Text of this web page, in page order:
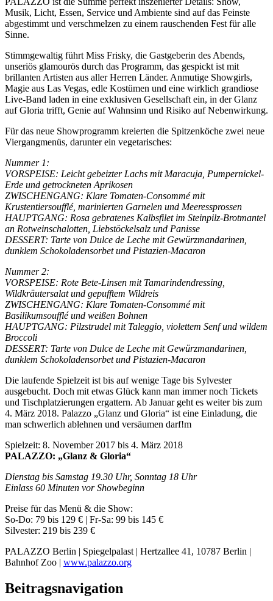
Musik, Licht, Essen, Service und Ambiente sind auf das Feinste
abgestimmt und verschmelzen zu einem rauschenden Fest für alle
Sinne.
Stimmgewaltig führt Miss Frisky, die Gastgeberin des Abends,
unseriös glamourös durch das Programm, das gespickt ist mit
brillanten Artisten aus aller Herren Länder. Anmutige Showgirls,
Magie aus Las Vegas, edle Kostümen und eine wirklich grandiose
Live-Band laden in eine exklusiven Gesellschaft ein, in der Glanz
auf Gloria trifft, Genie auf Wahnsinn und Risiko auf Nebenwirkung.
Für das neue Showprogramm kreierten die Spitzenköche zwei neue
Viergangmenüs, darunter ein vegetarisches:
Nummer 1:
VORSPEISE: Leicht gebeizter Lachs mit Maracuja, Pumpernickel-
Erde und getrockneten Aprikosen
ZWISCHENGANG: Klare Tomaten-Consommé mit
Krustentiersoufflé, marinierten Garnelen und Meeressprossen
HAUPTGANG: Rosa gebratenes Kalbsfilet im Steinpilz-Brotmantel
an Rotweinschalotten, Liebstöckelsalz und Panisse
DESSERT: Tarte von Dulce de Leche mit Gewürzmandarinen,
dunklem Schokoladensorbet und Pistazien-Macaron
Nummer 2:
VORSPEISE: Rote Bete-Linsen mit Tamarindendressing,
Wildkräutersalat und gepufftem Wildreis
ZWISCHENGANG: Klare Tomaten-Consommé mit
Basilikumsoufflé und weißen Bohnen
HAUPTGANG: Pilzstrudel mit Taleggio, violettem Senf und wildem
Broccoli
DESSERT: Tarte von Dulce de Leche mit Gewürzmandarinen,
dunklem Schokoladensorbet und Pistazien-Macaron
Die laufende Spielzeit ist bis auf wenige Tage bis Sylvester
ausgebucht. Doch mit etwas Glück kann man immer noch Tickets
und Tischplatzierungen ergattern. Ab Januar geht es weiter bis zum
4. März 2018. Palazzo „Glanz und Gloria“ ist eine Einladung, die
man schwerlich ablehnen und versäumen darf!m
Spielzeit: 8. November 2017 bis 4. März 2018
PALAZZO: „Glanz & Gloria“
Dienstag bis Samstag 19.30 Uhr, Sonntag 18 Uhr
Einlass 60 Minuten vor Showbeginn
Preise für das Menü & die Show:
So-Do: 79 bis 129 € | Fr-Sa: 99 bis 145 €
Silvester: 219 bis 239 €
PALAZZO Berlin | Spiegelpalast | Hertzallee 41, 10787 Berlin |
Bahnhof Zoo | www.palazzo.org
Beitragsnavigation